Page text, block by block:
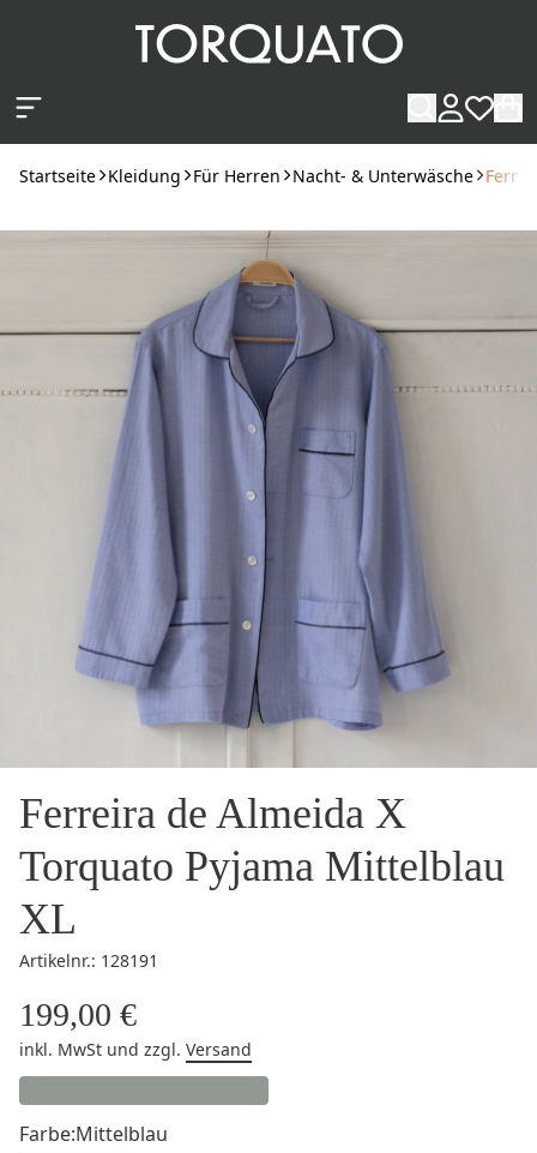
Startseite Kleidung Für Herren Nacht- & Unterwäsche
Ferreira de Almeida X
Torquato Pyjama Mittelblau
XL
Artikelnr.: 128191
199,00 €
inkl. MwSt und zzgl. Versand
Farbe:Mittelblau